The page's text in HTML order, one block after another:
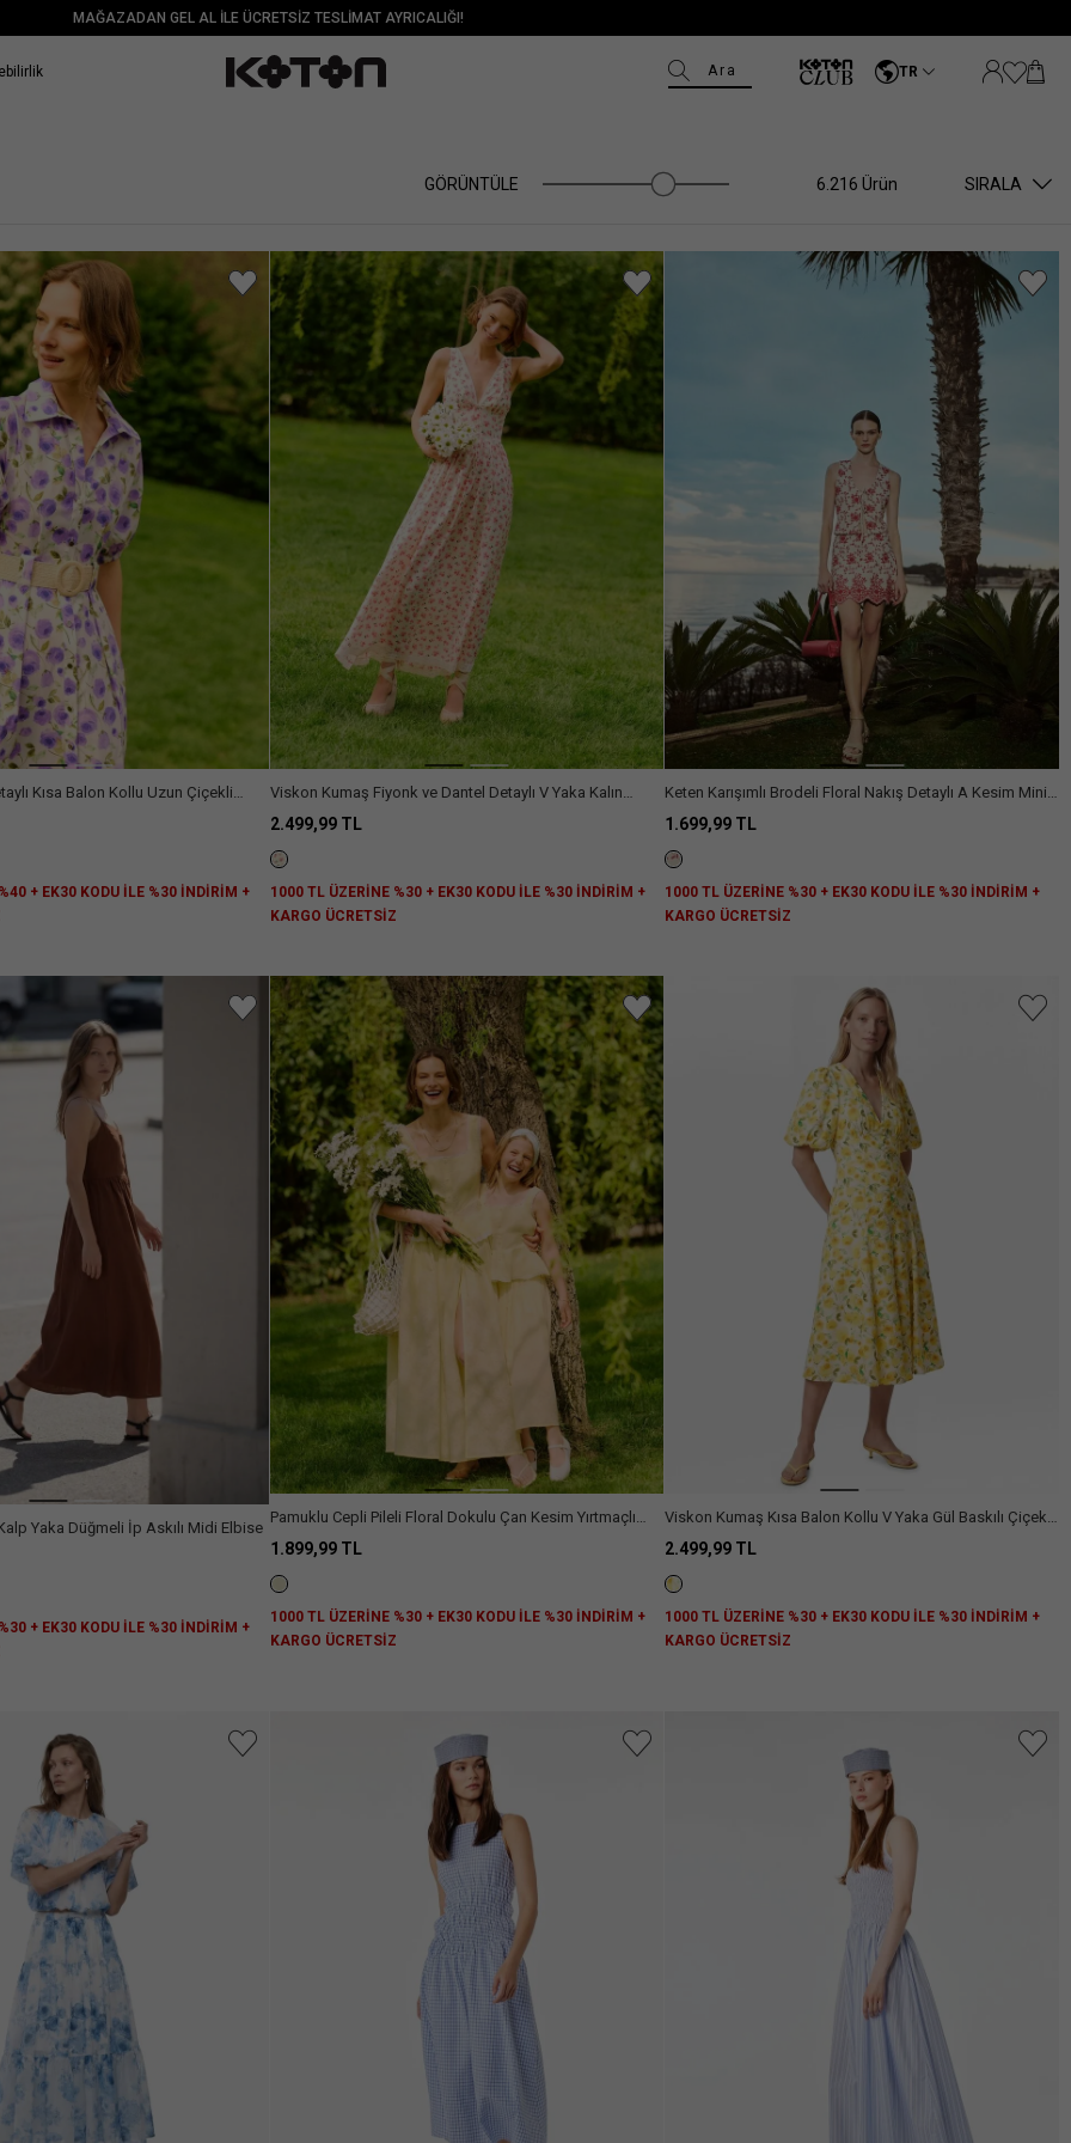
MAĞAZADAN GEL AL İLE ÜCRETSİZ TESLİMAT AYRICALIĞI!
Ara TR
GÖRÜNTÜLE 6.216 Ürün SIRALA
Kısa Balon Kollu Uzun Çiçekli
+ EK30 KODU İLE %30 İNDİRİM +
Viskon Kumaş Fiyonk ve Dantel Detaylı V Yaka Kalın
Askılı Çiçekli Uzun Elbise
2.499,99 TL
1000 TL ÜZERİNE %30 + EK30 KODU İLE %30 İNDİRİM +
KARGO ÜCRETSİZ
Keten Karışımlı Brodeli Floral Nakış Detaylı A Kesim Mini
Etek
1.699,99 TL
1000 TL ÜZERİNE %30 + EK30 KODU İLE %30 İNDİRİM +
KARGO ÜCRETSİZ
Yaka Düğmeli İp Askılı Midi Elbise
+ EK30 KODU İLE %30 İNDİRİM +
Pamuklu Cepli Pileli Floral Dokulu Çan Kesim Yırtmaçlı
Midi Kloş Etek
1.899,99 TL
1000 TL ÜZERİNE %30 + EK30 KODU İLE %30 İNDİRİM +
KARGO ÜCRETSİZ
Viskon Kumaş Kısa Balon Kollu V Yaka Gül Baskılı Çiçekli
Midi Boy Elbise
2.499,99 TL
1000 TL ÜZERİNE %30 + EK30 KODU İLE %30 İNDİRİM +
KARGO ÜCRETSİZ